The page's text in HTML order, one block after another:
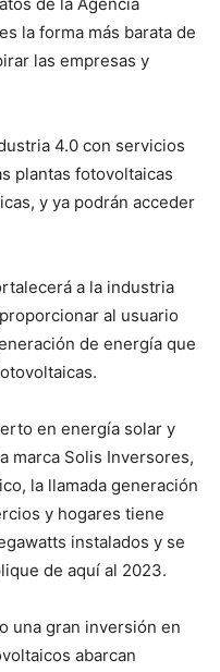
la forma más barata de
las empresas y
4.0 con servicios
plantas fotovoltaicas
y ya podrán acceder
a la industria
al usuario
de energía que
en energía solar y
marca Solis Inversores,
la llamada generación
y hogares tiene
instalados y se
de aquí al 2023.
una gran inversión en
abarcan